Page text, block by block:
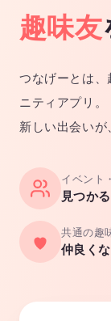
趣味友
つなげーとは
ニティアプリ。
新しい出会いが
イベント
見つか
共通の趣
仲良く